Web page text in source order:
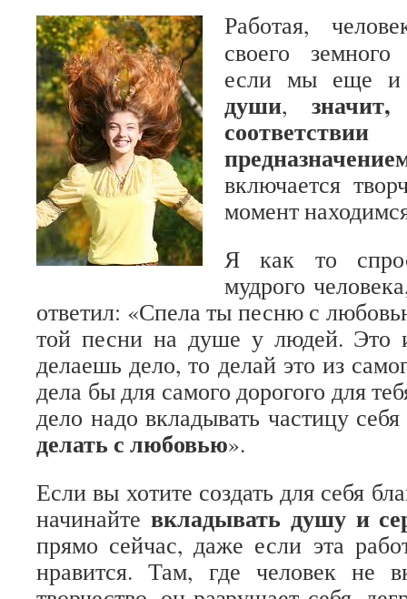
Работая,
своего
если мы еще
души,
включается
момент
Я как то
мудрого
ответил: «Спела ты песню с
той песни на душе у людей. Это
делаешь дело, то делай это из
дела бы для самого дорогого для
дело надо вкладывать частицу
делать с любовью».
Если вы хотите создать для себя
начинайте вкладывать душу и
прямо сейчас, даже если эта
нравится. Там, где человек не